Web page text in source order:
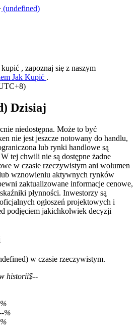
na USDT
USDT jako zabezpieczenie
COIN-M
na kryptowaluty
(undefined)
, zapoznaj się z naszym
Jak Kupić .
Dzisiaj
niedostępna. Może to być
nie jest jeszcze notowany do handlu,
lub rynki handlowe są
tej chwili nie są dostępne żadne
w czasie rzeczywistym ani wolumen
wznowieniu aktywnych rynków
zaktualizowane informacje cenowe,
płynności. Inwestorzy są
ogłoszeń projektowych i
podjęciem jakichkolwiek decyzji
w czasie rzeczywistym.
historii$--
%
%
%